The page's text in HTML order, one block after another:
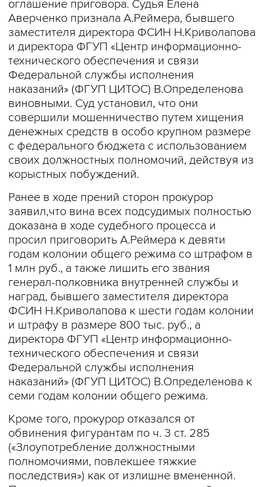
оглашение приговора. Судья Елена
Аверченко признала А.Реймера, бывшего
заместителя директора ФСИН Н.Криволапова
и директора ФГУП «Центр информационно-
технического обеспечения и связи
Федеральной службы исполнения
наказаний» (ФГУП ЦИТОС) В.Определенова
виновными. Суд установил, что они
совершили мошенничество путем хищения
денежных средств в особо крупном размере
с федерального бюджета с использованием
своих должностных полномочий, действуя из
корыстных побуждений.
Ранее в ходе прений сторон прокурор
заявил,что вина всех подсудимых полностью
доказана в ходе судебного процесса и
просил приговорить А.Реймера к девяти
годам колонии общего режима со штрафом в
1 млн руб., а также лишить его звания
генерал-полковника внутренней службы и
наград, бывшего заместителя директора
ФСИН Н.Криволапова к шести годам колонии
и штрафу в размере 800 тыс. руб., а
директора ФГУП «Центр информационно-
технического обеспечения и связи
Федеральной службы исполнения
наказаний» (ФГУП ЦИТОС) В.Определенова к
семи годам колонии общего режима.
Кроме того, прокурор отказался от
обвинения фигурантам по ч. 3 ст. 285
(«Злоупотребление должностными
полномочиями, повлекшее тяжкие
последствия») как от излишне вмененной.